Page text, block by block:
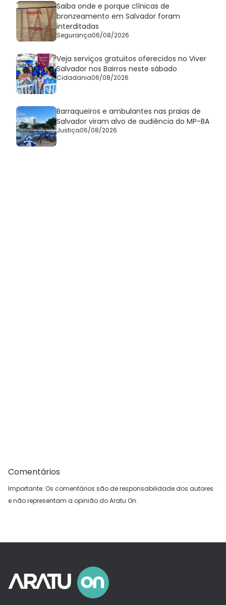
Saiba onde e porque clínicas de
bronzeamento em Salvador foram
interditadas
Segurança06/08/2026
Veja serviços gratuitos oferecidos no Viver
Salvador nos Bairros neste sábado
Cidadania06/08/2026
Barraqueiros e ambulantes nas praias de
Salvador viram alvo de audiência do MP-BA
Justiça06/08/2026
Comentários
Importante: Os comentários são de responsabilidade dos autores
e não representam a opinião do Aratu On.